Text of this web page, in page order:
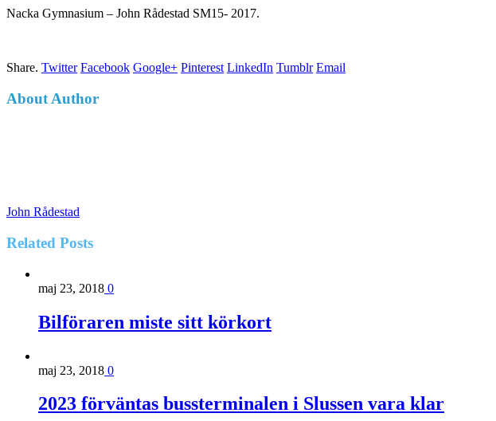
Nacka Gymnasium – John Rådestad SM15- 2017.
Share. Twitter Facebook Google+ Pinterest LinkedIn Tumblr Email
About Author
John Rådestad
Related Posts
maj 23, 2018 0
Bilföraren miste sitt körkort
maj 23, 2018 0
2023 förväntas bussterminalen i Slussen vara klar